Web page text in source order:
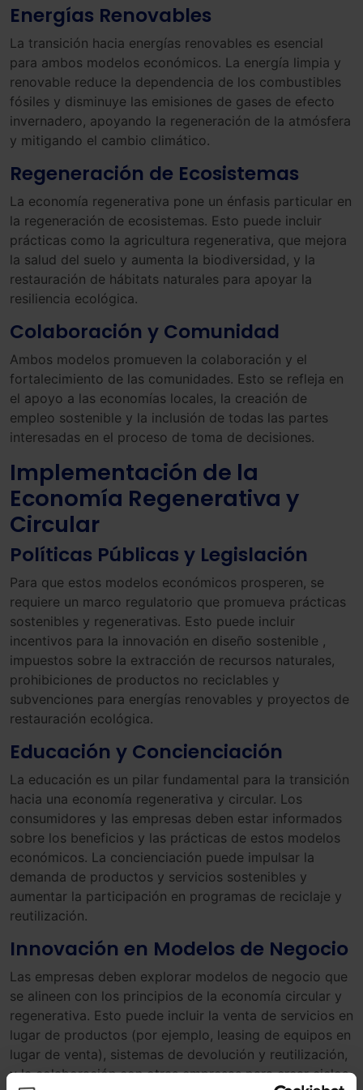
Energías Renovables
La transición hacia energías renovables es esencial
para ambos modelos económicos. La energía limpia y
renovable reduce la dependencia de los combustibles
fósiles y disminuye las emisiones de gases de efecto
invernadero, apoyando la regeneración de la atmósfera
y mitigando el cambio climático.
Regeneración de Ecosistemas
La economía regenerativa pone un énfasis particular en
la regeneración de ecosistemas. Esto puede incluir
prácticas como la agricultura regenerativa, que mejora
la salud del suelo y aumenta la biodiversidad, y la
restauración de hábitats naturales para apoyar la
resiliencia ecológica.
Colaboración y Comunidad
Ambos modelos promueven la colaboración y el
fortalecimiento de las comunidades. Esto se refleja en
el apoyo a las economías locales, la creación de
empleo sostenible y la inclusión de todas las partes
interesadas en el proceso de toma de decisiones.
Implementación de la
Economía Regenerativa y
Circular
Políticas Públicas y Legislación
Para que estos modelos económicos prosperen, se
requiere un marco regulatorio que promueva prácticas
sostenibles y regenerativas. Esto puede incluir
incentivos para la innovación en diseño sostenible ,
impuestos sobre la extracción de recursos naturales,
prohibiciones de productos no reciclables y
subvenciones para energías renovables y proyectos de
restauración ecológica.
Educación y Concienciación
La educación es un pilar fundamental para la transición
hacia una economía regenerativa y circular. Los
consumidores y las empresas deben estar informados
sobre los beneficios y las prácticas de estos modelos
económicos. La concienciación puede impulsar la
demanda de productos y servicios sostenibles y
aumentar la participación en programas de reciclaje y
reutilización.
Innovación en Modelos de Negocio
Las empresas deben explorar modelos de negocio que
se alineen con los principios de la economía circular y
regenerativa. Esto puede incluir la venta de servicios en
lugar de productos (por ejemplo, leasing de equipos en
lugar de venta), sistemas de devolución y reutilización,
y la colaboración con otras empresas para crear ciclos